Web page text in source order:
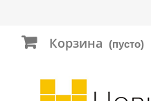
Корзина (пусто)